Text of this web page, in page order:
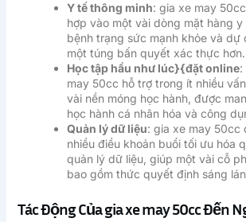
Y tế thông minh: gia xe may
hợp vào một vài dòng mặt hàng
bệnh trạng sức mạnh khỏe và dự
một túng bấn quyết xác thực hơn.
Học tập hầu như lúc}{đặt online:
may 50cc hỗ trợ trong ít nhiều
vài nền móng học hành, được
học hành cá nhân hóa và công
Quản lý dữ liệu: gia xe may 50cc
nhiều điều khoản buổi tối ưu hóa
quản lý dữ liệu, giúp một vài cỗ
bao gồm thức quyết định sáng
Tác Động Của gia xe may 50cc Đến